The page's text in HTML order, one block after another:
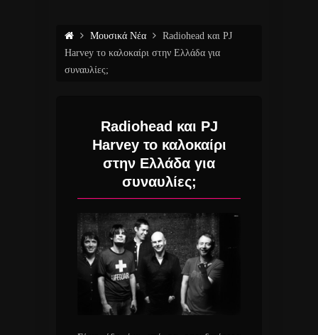
Μουσικά Νέα
Radiohead και PJ
Harvey το καλοκαίρι στην Ελλάδα για
συναυλίες;
Radiohead και PJ
Harvey το καλοκαίρι
στην Ελλάδα για
συναυλίες;